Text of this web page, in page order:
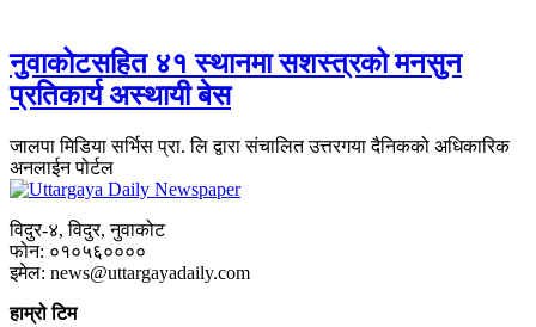
नुवाकोटसहित ४१ स्थानमा सशस्त्रको मनसुन
प्रतिकार्य अस्थायी बेस
जालपा मिडिया सर्भिस प्रा. लि द्वारा संचालित उत्तरगया दैनिकको अधिकारिक
अनलाईन पोर्टल
विदुर-४, विदुर, नुवाकोट
फोन: ०१०५६००००
इमेल: news@uttargayadaily.com
हाम्रो टिम